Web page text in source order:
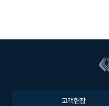
고객헌장